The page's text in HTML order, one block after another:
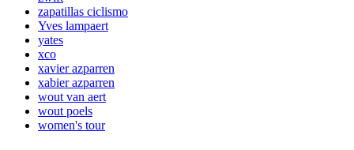
zapatillas ciclismo
Yves lampaert
yates
xco
xavier azparren
xabier azparren
wout van aert
wout poels
women's tour